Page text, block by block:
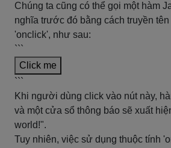
Chúng ta cũng có thể gọi một hàm
nghĩa trước đó bằng cách truyền
'onclick', như sau:
```
Click me
```
Khi người dùng click vào nút này,
và một cửa sổ thông báo sẽ xuất
world!".
Tuy nhiên, việc sử dụng thuộc tính